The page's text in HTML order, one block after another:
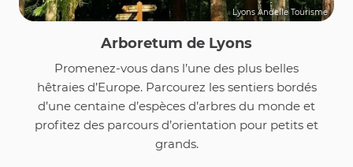
Lyons Andelle Tourisme
Arboretum de Lyons
Promenez-vous dans l’une des plus belles
hêtraies d’Europe. Parcourez les sentiers bordés
d’une centaine d’espèces d’arbres du monde et
profitez des parcours d’orientation pour petits et
grands.